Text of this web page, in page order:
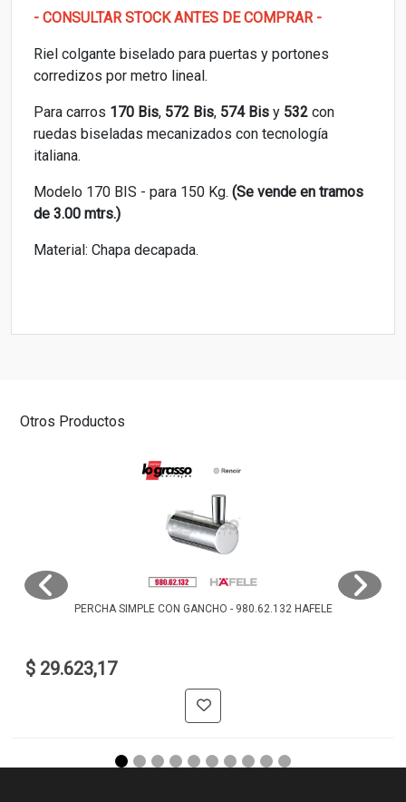
- CONSULTAR STOCK ANTES DE COMPRAR -
Riel colgante biselado para puertas y portones
corredizos por metro lineal.
Para carros 170 Bis, 572 Bis, 574 Bis y 532 con
ruedas biseladas mecanizados con tecnología
italiana.
Modelo 170 BIS - para 150 Kg. (Se vende en tramos
de 3.00 mtrs.)
Material: Chapa decapada.
Otros Productos
PERCHA SIMPLE CON GANCHO - 980.62.132 HAFELE
$ 29.623,17